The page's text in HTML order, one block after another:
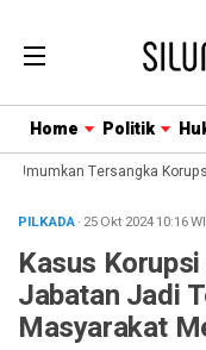
Home Politik
Tersangka Korupsi
PILKADA· 25 Okt 202410:16
Kasus
Jabatan Jadi
Masyarakat